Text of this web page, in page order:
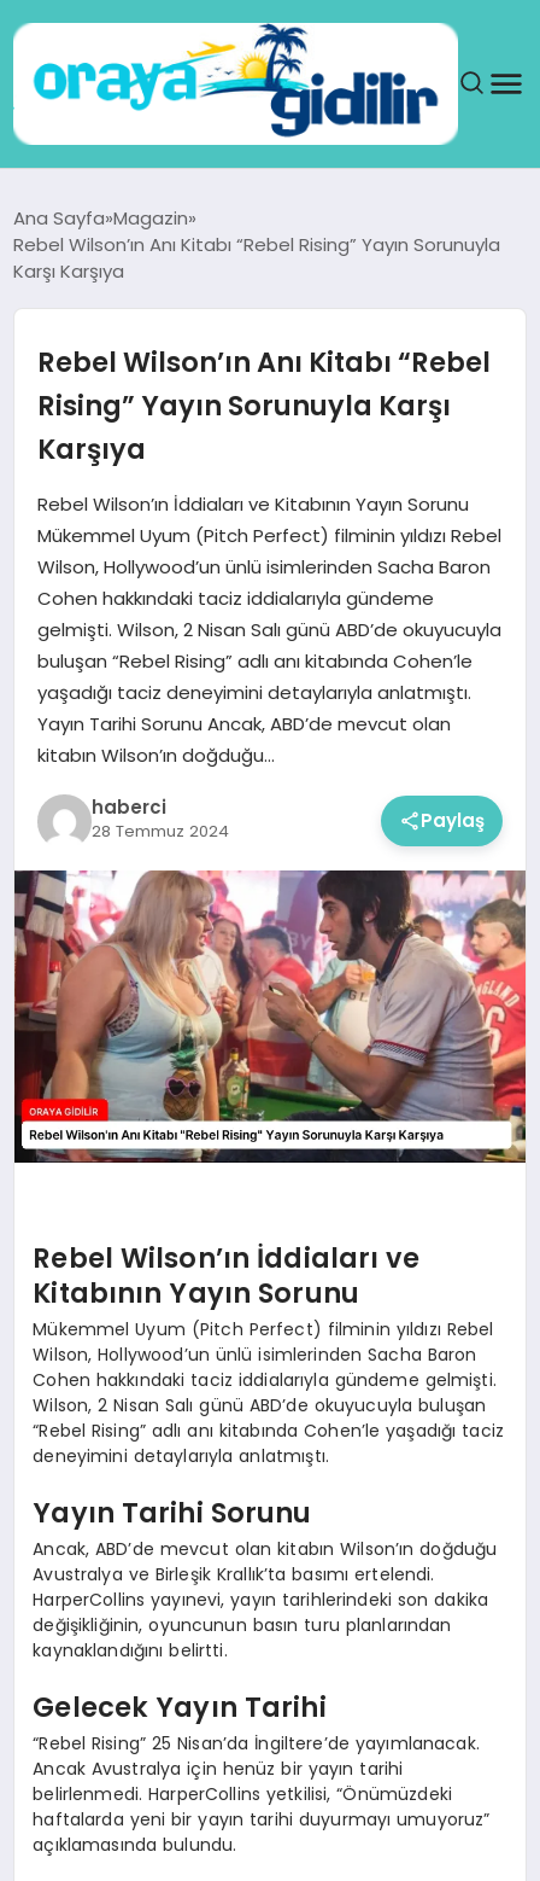
SAĞLIK
TEKNOLOJI
YAŞAM
Ana Sayfa Magazin
Rebel Wilson’ın Anı Kitabı “Rebel Rising” Yayın Sorunuyla
Karşı Karşıya
Rebel Wilson’ın Anı Kitabı “Rebel
Rising” Yayın Sorunuyla Karşı
Karşıya
Rebel Wilson’ın İddiaları ve Kitabının Yayın Sorunu
Mükemmel Uyum (Pitch Perfect) filminin yıldızı Rebel
Wilson, Hollywood’un ünlü isimlerinden Sacha Baron
Cohen hakkındaki taciz iddialarıyla gündeme
gelmişti. Wilson, 2 Nisan Salı günü ABD’de okuyucuyla
buluşan “Rebel Rising” adlı anı kitabında Cohen’le
yaşadığı taciz deneyimini detaylarıyla anlatmıştı.
Yayın Tarihi Sorunu Ancak, ABD’de mevcut olan
kitabın Wilson’ın doğduğu…
haberci
28 Temmuz 2024 Paylaş
Rebel Wilson’ın İddiaları ve
Kitabının Yayın Sorunu
Mükemmel Uyum (Pitch Perfect) filminin yıldızı Rebel
Wilson, Hollywood’un ünlü isimlerinden Sacha Baron
Cohen hakkındaki taciz iddialarıyla gündeme gelmişti.
Wilson, 2 Nisan Salı günü ABD’de okuyucuyla buluşan
“Rebel Rising” adlı anı kitabında Cohen’le yaşadığı taciz
deneyimini detaylarıyla anlatmıştı.
Yayın Tarihi Sorunu
Ancak, ABD’de mevcut olan kitabın Wilson’ın doğduğu
Avustralya ve Birleşik Krallık’ta basımı ertelendi.
HarperCollins yayınevi, yayın tarihlerindeki son dakika
değişikliğinin, oyuncunun basın turu planlarından
kaynaklandığını belirtti.
Gelecek Yayın Tarihi
“Rebel Rising” 25 Nisan’da İngiltere’de yayımlanacak.
Ancak Avustralya için henüz bir yayın tarihi
belirlenmedi. HarperCollins yetkilisi, “Önümüzdeki
haftalarda yeni bir yayın tarihi duyurmayı umuyoruz”
açıklamasında bulundu.